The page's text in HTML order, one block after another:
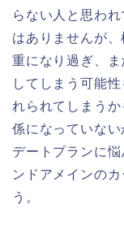
らない人と思わ
はありませんが
重になり過ぎ、
してしまう可能
れられてしまう
係になっていない
デートプランに
ンドアメインの
う。